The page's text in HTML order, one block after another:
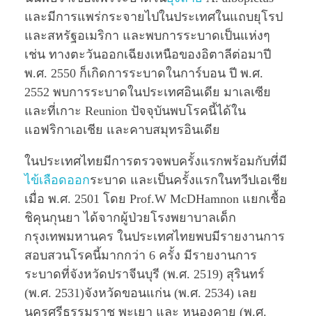
และมีการแพร่กระจายไปในประเทศในแถบยุโรป
และสหรัฐอเมริกา และพบการระบาดเป็นแห่งๆ
เช่น ทางตะวันออกเฉียงเหนือของอิตาลีต่อมาปี
พ.ศ. 2550 ก็เกิดการระบาดในการ์บอน ปี พ.ศ.
2552 พบการระบาดในประเทศอินเดีย มาเลเซีย
และที่เกาะ Reunion ปัจจุบันพบโรคนี้ได้ใน
แอฟริกาเอเชีย และคาบสมุทรอินเดีย
ในประเทศไทยมีการตรวจพบครั้งแรกพร้อมกับที่มี
ไข้เลือดออกระบาด และเป็นครั้งแรกในทวีปเอเชีย
เมื่อ พ.ศ. 2501 โดย Prof.W McDHamnon แยกเชื้อ
ชิคุนกุนยา ได้จากผู้ป่วยโรงพยาบาลเด็ก
กรุงเทพมหานคร ในประเทศไทยพบมีรายงานการ
สอบสวนโรคนี้มากกว่า 6 ครั้ง มีรายงานการ
ระบาดที่จังหวัดปราจีนบุรี (พ.ศ. 2519) สุรินทร์
(พ.ศ. 2531)จังหวัดขอนแก่น (พ.ศ. 2534) เลย
นครศรีธรรมราช พะเยา และ หนองคาย (พ.ศ.